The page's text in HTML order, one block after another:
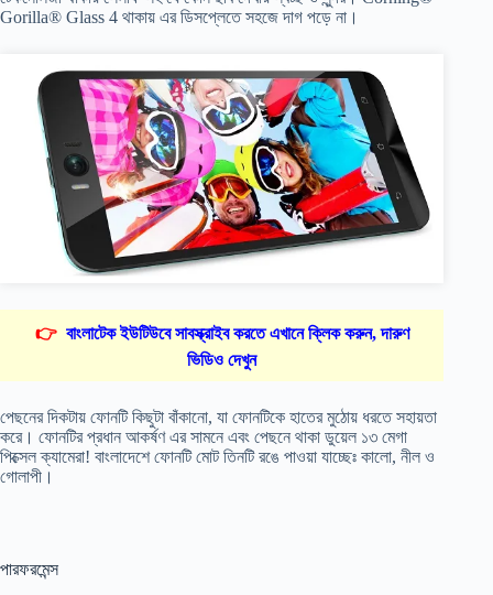
Gorilla® Glass 4 থাকায় এর ডিসপ্লেতে সহজে দাগ পড়ে না।
👉 বাংলাটেক ইউটিউবে সাবস্ক্রাইব করতে এখানে ক্লিক করুন, দারুণ
ভিডিও দেখুন
পেছনের দিকটায় ফোনটি কিছুটা বাঁকানো, যা ফোনটিকে হাতের মুঠোয় ধরতে সহায়তা
করে। ফোনটির প্রধান আকর্ষণ এর সামনে এবং পেছনে থাকা ডুয়েল ১৩ মেগা
পিক্সেল ক্যামেরা! বাংলাদেশে ফোনটি মোট তিনটি রঙে পাওয়া যাচ্ছেঃ কালো, নীল ও
গোলাপী।
পারফরমেন্স